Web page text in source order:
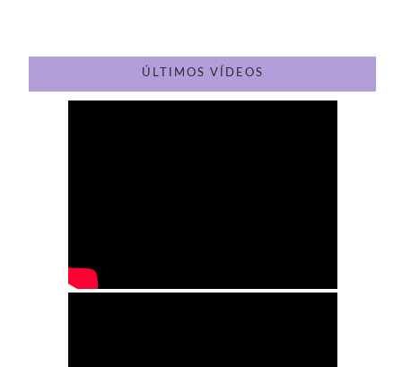
ÚLTIMOS VÍDEOS